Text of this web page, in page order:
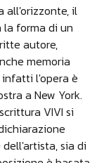
all'orizzonte, il
la forma di un
autore,
memoria
l'opera è
a New York.
VIVI si
sia di